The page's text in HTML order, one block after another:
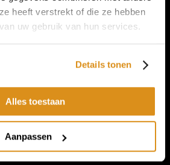
heeft verstrekt of die ze hebben
uw gebruik van hun services.
Details tonen
Alles toestaan
Aanpassen